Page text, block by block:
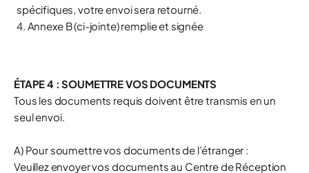
spécifiques, votre envoi sera retourné.
Annexe B (ci-jointe) remplie et signée
ÉTAPE 4 : SOUMETTRE VOS DOCUMENTS
Tous les documents requis doivent être transmis en un
seul envoi.
A) Pour soumettre vos documents de l’étranger :
Veuillez envoyer vos documents au Centre de Réception